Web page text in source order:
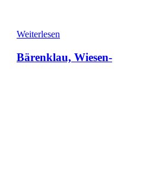
Weiterlesen
Bärenklau, Wiesen-